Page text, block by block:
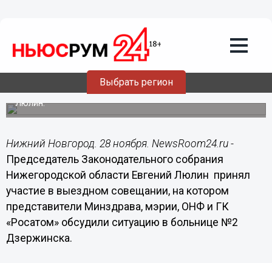
Выбрать регион
28.11.202022:16
Пять из шести участков в Дзержинске
остались без врачей
В ситуацию вмешался спикер Заксобрания Евгений
Люлин.
Нижний Новгород. 28 ноября. NewsRoom24.ru -
Председатель Законодательного собрания
Нижегородской области Евгений Люлин принял
участие в выездном совещании, на котором
представители Минздрава, мэрии, ОНФ и ГК
«Росатом» обсудили ситуацию в больнице №2
Дзержинска.